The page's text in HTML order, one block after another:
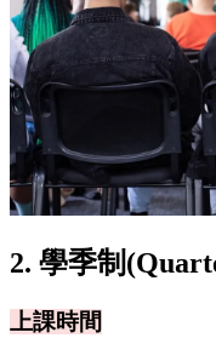
2. 學季制
上課時間